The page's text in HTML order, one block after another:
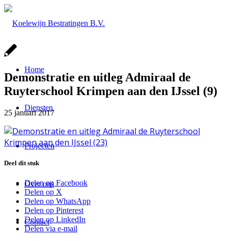
Home
Diensten
Projecten
Over ons
Contact
Demonstratie en uitleg Admiraal de
Ruyterschool Krimpen aan den IJssel (9)
25 januari 2017
Deel dit stuk
Delen op Facebook
Delen op X
Delen op WhatsApp
Delen op Pinterest
Delen op LinkedIn
Delen via e-mail